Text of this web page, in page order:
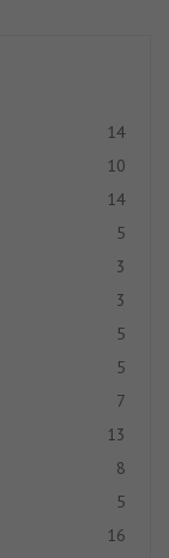
14
10
14
5
3
3
5
5
7
13
8
5
16